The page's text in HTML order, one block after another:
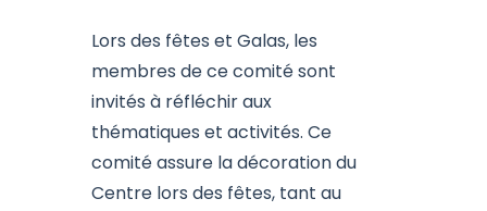
Lors des fêtes et Galas, les
membres de ce comité sont
invités à réfléchir aux
thématiques et activités. Ce
comité assure la décoration du
Centre lors des fêtes, tant au